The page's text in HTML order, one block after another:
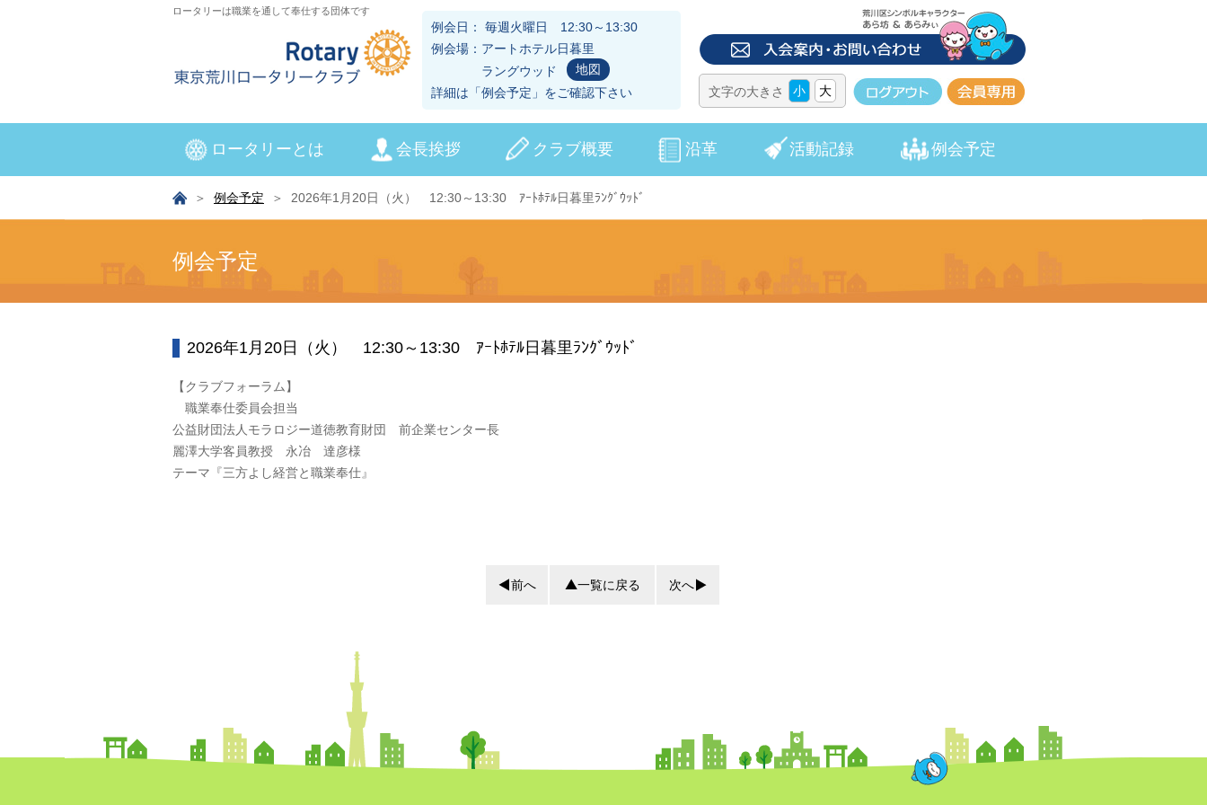
ロータリーは職業を通して奉仕する団体です
例会日： 毎週火曜日 12:30～13:30
例会場：アートホテル日暮里
ラングウッド
地図
詳細は「例会予定 」をご確認下さい 文字の大きさ 小 大
ロータリーとは 会長挨拶 クラブ概要 沿革 活動記録 例会予定
例会予定 2026年1月20日（火） 12:30～13:30 ｱｰﾄﾎﾃﾙ日暮里ﾗﾝｸﾞｳｯﾄﾞ
例会予定
2026年1月20日（火） 12:30～13:30 ｱｰﾄﾎﾃﾙ日暮里ﾗﾝｸﾞｳｯﾄﾞ
【クラブフォーラム】
職業奉仕委員会担当
公益財団法人モラロジー道徳教育財団 前企業センター長
麗澤大学客員教授 永冶 達彦様
テーマ『三方よし経営と職業奉仕』
前へ 一覧に戻る 次へ